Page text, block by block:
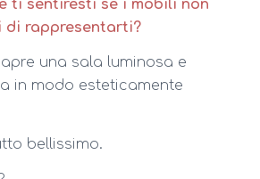
ti sentiresti se i mobili non
di rappresentarti?
una sala luminosa e
in modo esteticamente
bellissimo.